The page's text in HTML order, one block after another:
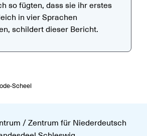
so fügten, dass sie ihr erstes
in vier Sprachen
schildert dieser Bericht.
Scheel
/ Zentrum für Niederdeutsch